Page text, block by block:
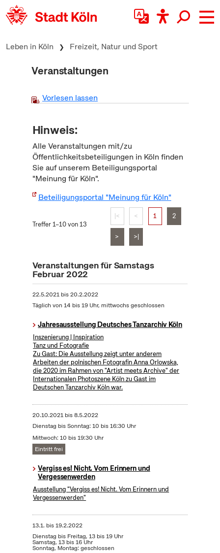
zum Inhalt springen
Leben in Köln Freizeit, Natur und Sport
Veranstaltungen
Vorlesen lassen
Hinweis:
Alle Veranstaltungen mit/zu
Öffentlichkeitsbeteiligungen in Köln finden
Sie auf unserem Beteiligungsportal
"Meinung für Köln".
Beteiligungsportal "Meinung für Köln"
Treffer 1–10 von 13
|< < 1 2
> >|
Veranstaltungen für Samstags
Februar 2022
22.5.2021bis20.2.2022
Täglich von 14 bis 19 Uhr, mittwochs geschlossen
Jahresausstellung Deutsches Tanzarchiv Köln
Inszenierung | Inspiration
Tanz und Fotografie
Zu Gast: Die Ausstellung zeigt unter anderem
Arbeiten der polnischen Fotografin Anna Orlowska,
die 2020 im Rahmen von "Artist meets Archive" der
Internationalen Photoszene Köln zu Gast im
Deutschen Tanzarchiv Köln war.
20.10.2021bis8.5.2022
Dienstag bis Sonntag: 10 bis 16:30 Uhr
Mittwoch: 10 bis 19:30 Uhr
Eintritt frei
Vergiss es! Nicht. Vom Erinnern und
Vergessenwerden
Ausstellung "Vergiss es! Nicht. Vom Erinnern und
Vergessenwerden"
13.1. bis19.2.2022
Dienstag bis Freitag, 13 bis 19 Uhr
Samstag, 13 bis 16 Uhr
Sonntag, Montag: geschlossen